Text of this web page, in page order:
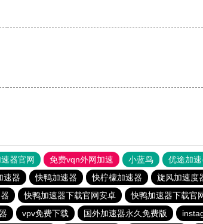
器官网 免费vqn外网加速 小蓝鸟 优途加
速器 快鸭加速器 快柠檬加速器 旋风加速度
快鸭加速器下载官网安卓 快鸭加速器下载官
vpv免费下载 国外加速器永久免费版